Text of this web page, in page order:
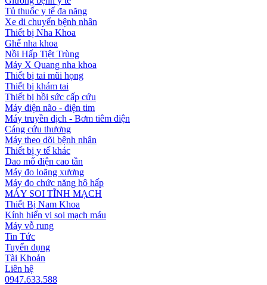
Tủ thuốc y tế đa năng
Xe di chuyển bệnh nhân
Thiết bị Nha Khoa
Ghế nha khoa
Nồi Hấp Tiệt Trùng
Máy X Quang nha khoa
Thiết bị tai mũi họng
Thiết bị khám tai
Thiết bị hồi sức cấp cứu
Máy điện não - điện tim
Máy truyền dịch - Bơm tiêm điện
Cáng cứu thương
Máy theo dõi bệnh nhân
Thiết bị y tế khác
Dao mổ điện cao tần
Máy đo loãng xương
Máy đo chức năng hô hấp
MÁY SOI TĨNH MẠCH
Thiết Bị Nam Khoa
Kính hiển vi soi mạch máu
Máy vỗ rung
Tin Tức
Tuyển dụng
Tài Khoản
Liên hệ
0947.633.588